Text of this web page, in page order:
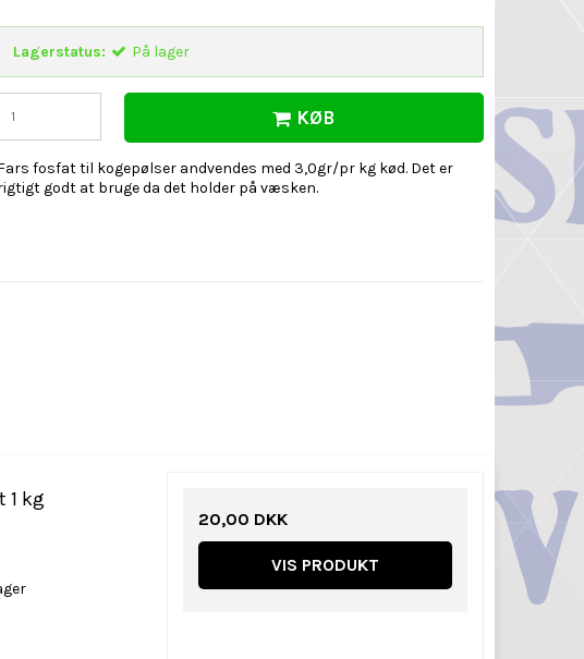
Lagerstatus: På lager
KØB
fosfat til kogepølser andvendes med 3,0gr/pr kg kød. Det er
godt at bruge da det holder på væsken.
1 kg
20,00 DKK
VIS PRODUKT